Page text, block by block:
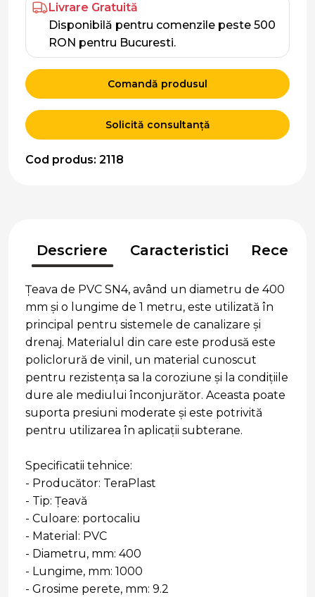
Livrare Gratuită
Disponibilă pentru comenzile peste 500
RON pentru Bucuresti.
Comandă produsul
Solicită consultanță
Cod produs: 2118
Descriere Caracteristici
Țeava de PVC SN4, având un diametru de 400
mm și o lungime de 1 metru, este utilizată în
principal pentru sistemele de canalizare și
drenaj. Materialul din care este produsă este
policlorură de vinil, un material cunoscut
pentru rezistența sa la coroziune și la condițiile
dure ale mediului înconjurător. Aceasta poate
suporta presiuni moderate și este potrivită
pentru utilizarea în aplicații subterane.
Specificatii tehnice:
- Producător: TeraPlast
- Tip: Țeavă
- Culoare: portocaliu
- Material: PVC
- Diametru, mm: 400
- Lungime, mm: 1000
- Grosime perete, mm: 9.2